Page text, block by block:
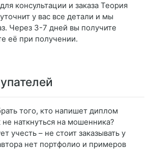
консультации и заказа Теория
у вас все детали и мы
Через 3-7 дней вы получите
её при получении.
того, кто напишет диплом
не наткнуться на мошенника?
учесть – не стоит заказывать у
нет портфолио и примеров